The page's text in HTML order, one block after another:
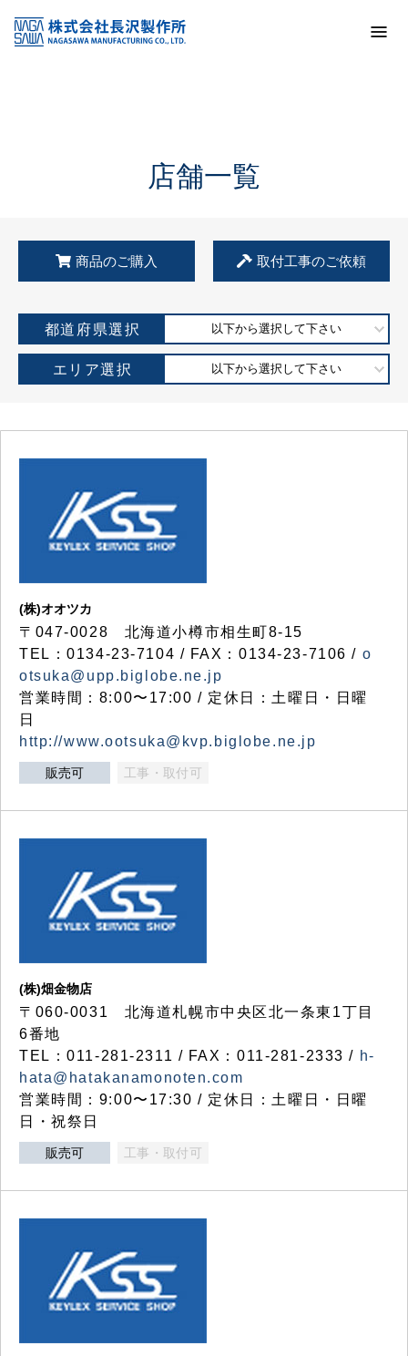
KSS加盟店・取扱店情報
店舗一覧
店舗一覧
商品のご購入 取付工事のご依頼
都道府県選択 以下から選択して下さい
エリア選択 以下から選択して下さい
(株)オオツカ
〒047-0028 北海道小樽市相生町8-15
TEL：0134-23-7104 / FAX：0134-23-7106 / o
otsuka@upp.biglobe.ne.jp
営業時間：8:00〜17:00 / 定休日：土曜日・日曜
日
http://www.ootsuka@kvp.biglobe.ne.jp
販売可 工事・取付可
(株)畑金物店
〒060-0031 北海道札幌市中央区北一条東1丁目
6番地
TEL：011-281-2311 / FAX：011-281-2333 / h-
hata@hatakanamonoten.com
営業時間：9:00〜17:30 / 定休日：土曜日・日曜
日・祝祭日
販売可 工事・取付可